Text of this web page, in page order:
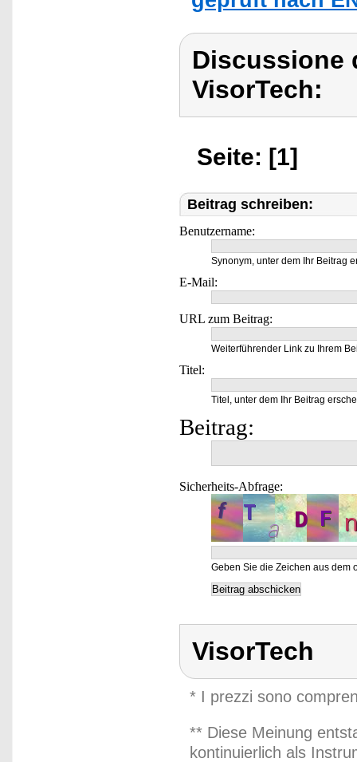
Discussione
VisorTech:
Seite: [1]
Beitrag schreiben:
Benutzername:
Synonym, unter dem Ihr Beitrag
E-Mail:
URL zum Beitrag:
Weiterführender Link zu Ihrem
Titel:
Titel, unter dem Ihr Beitrag
Beitrag:
Sicherheits-Abfrage:
Geben Sie die Zeichen aus dem
VisorTech
* I prezzi sono
** Diese Meinung
kontinuierlich als